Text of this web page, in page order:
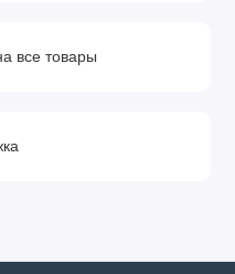
все товары